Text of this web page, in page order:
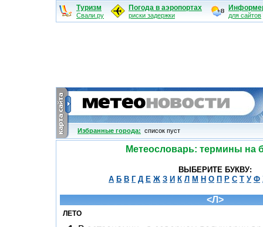
Туризм
Свали.ру
Погода в аэропортах
риски задержки для сайтов
Избранные города: cписок пуст
Метеословарь: термины на
ВЫБЕРИТЕ БУКВУ:
А Б В Г Д Е Ж З И К Л М Н О П Р С Т У Ф
<Л>
ЛЕТО